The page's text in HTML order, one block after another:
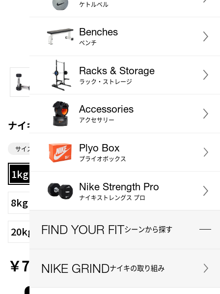
ケトルベル
Benches
ベンチ
Racks & Storage
ラック・ストレージ
Accessories
アクセサリー
Plyo Box
プライオボックス
Nike Strength Pro
ナイキストレングス プロ
FIND YOUR FITシーンから探す
NIKE GRINDナイキの取り組み
ナイキ ダンベル 1kg 2個セット
サイズ：1kg
1kg
8kg 10kg 12.5kg 15kg
20kg 22.5kg
￥7,040 71 ポイント